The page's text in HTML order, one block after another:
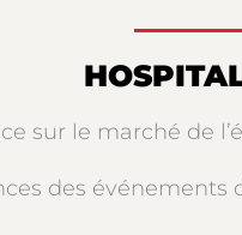
sur le marché de
des